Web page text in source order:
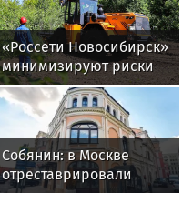
«Россети Новосибирск»
минимизируют риски
повреждений ЛЭП за
счет масштабной
расчистки просек
Собянин: в Москве
отреставрировали
памятник